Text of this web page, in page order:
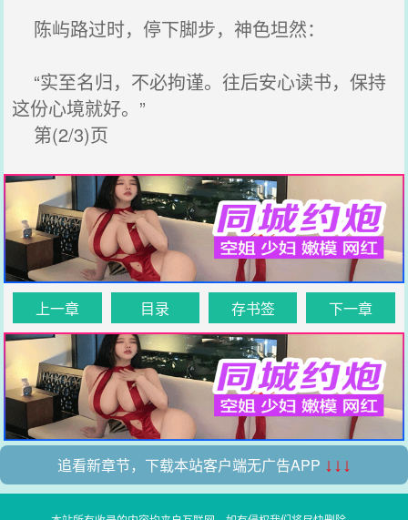
陈屿路过时，停下脚步，神色坦然：
“实至名归，不必拘谨。往后安心读书，保持
这份心境就好。”
第(2/3)页
上一章 目录 存书签 下一章
追看新章节，下载本站客户端无广告APP ↓↓↓